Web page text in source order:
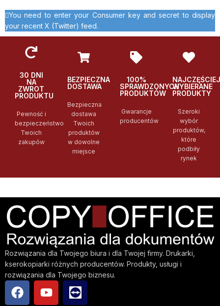
You need to enter your Consumer key and secret to display
your recent X (Twitter) feed.
30 DNI
NA
ZWROT
PRODUKTU
Pewność i
bezpieczeństwo
Twoich
zakupów
BEZPIECZNA
DOSTAWA
Bezpieczna
dostawa
Twoich
produktów
w dowolne
miejsce
100%
SPRAWDZONYCH
PRODUKTÓW
Gwarancje
producentów
NAJCZĘŚCIEJ
WYBIERANE
PRODUKTY
Szeroki
wybór
produktów,
które
podbiły
rynek
Rozwiązania dla Twojego biura i dla Twojej firmy. Drukarki,
kserokopiarki różnych producentów. Produkty, usługi i
rozwiązania dla Twojego biznesu.